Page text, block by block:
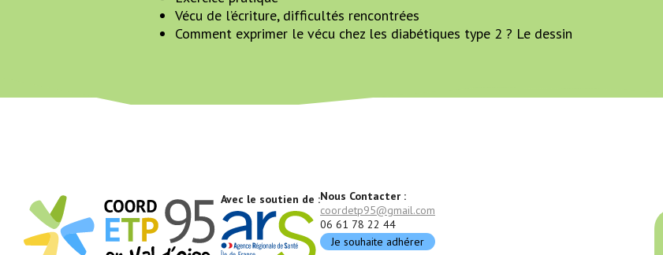
Vécu de l’écriture, difficultés rencontrées
Comment exprimer le vécu chez les diabétiques type 2 ? Le dessin
Avec le soutien de :Nous Contacter :
coordetp95@gmail.com
06 61 78 22 44
Je souhaite adhérer